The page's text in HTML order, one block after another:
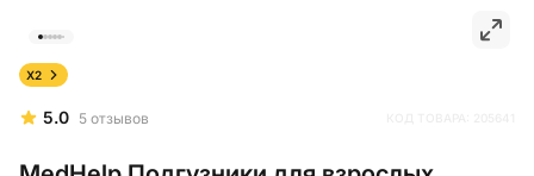
5.0 5 отзывов
X2